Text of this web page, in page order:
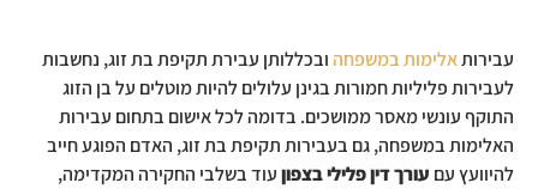
עבירותאלימות במשפחה ובכללותן עבירת תקיפת בת זוג, נחשבות
לעבירות פליליות חמורות בגינן עלולים להיות מוטלים על בן הזוג
התוקף עונשי מאסר ממושכים. בדומה לכל אישום בתחום עבירות
האלימות במשפחה, גם בעבירות תקיפת בת זוג, האדם הפוגע חייב
להיוועץ עם עורך דין פלילי בצפוןעוד בשלבי החקירה המקדימה,